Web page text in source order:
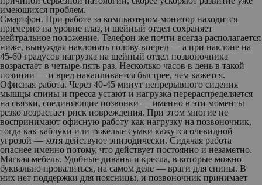
имеющихся проблем.
Смартфон. При работе за компьютером монитор находится
примерно на уровне глаз, и шейный отдел сохраняет
нейтральное положение. Телефон же почти всегда располагается
ниже, вынуждая наклонять голову вперед — а при наклоне на
45-60 градусов нагрузка на шейный отдел позвоночника
возрастает в четыре-пять раз. Несколько часов в день в такой
позиции — и вред накапливается быстрее, чем кажется.
Офисная работа. Через 40-45 минут непрерывного сидения
мышцы спины и пресса устают и нагрузка перераспределяется
на связки, соединяющие позвонки — именно в эти моменты
резко возрастает риск повреждения. При этом многие не
воспринимают офисную работу как нагрузку на позвоночник,
тогда как каблуки или тяжелые сумки кажутся очевидной
угрозой — хотя действуют эпизодически. Сидячая работа
опаснее именно потому, что действует постоянно и незаметно.
Мягкая мебель. Удобные диваны и кресла, в которые можно
буквально провалиться, на самом деле — враги для спины. В
них нет поддержки для поясницы, и позвоночник принимает